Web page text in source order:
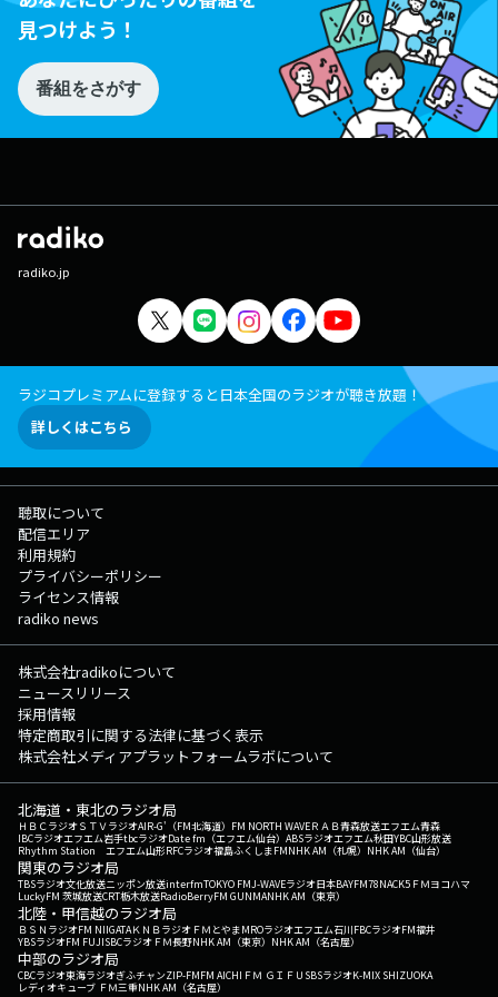
見つけよう！
番組をさがす
radiko.jp
ラジコプレミアムに登録すると日本全国のラジオが聴き放題！
詳しくはこちら
聴取について
配信エリア
利用規約
プライバシーポリシー
ライセンス情報
radiko news
株式会社radikoについて
ニュースリリース
採用情報
特定商取引に関する法律に基づく表示
株式会社メディアプラットフォームラボについて
北海道・東北のラジオ局
ＨＢＣラジオＳＴＶラジオAIR-G'（FM北海道） FM NORTH WAVEＲＡＢ青森放送エフエム青森
IBCラジオエフエム岩手tbcラジオDate fm（エフエム仙台） ABSラジオエフエム秋田YBC山形放送
Rhythm Station エフエム山形RFCラジオ福島ふくしまFMNHK AM（札幌） NHK AM（仙台）
関東のラジオ局
TBSラジオ文化放送ニッポン放送interfmTOKYO FMJ-WAVEラジオ日本BAYFM78NACK5 ＦＭヨコハマ
LuckyFM 茨城放送CRT栃木放送RadioBerryFM GUNMANHK AM（東京）
北陸・甲信越のラジオ局
ＢＳＮラジオFM NIIGATAＫＮＢラジオ ＦＭとやまMROラジオエフエム石川FBCラジオFM福井
YBSラジオFM FUJISBCラジオ ＦＭ長野NHK AM（東京） NHK AM（名古屋）
中部のラジオ局
CBCラジオ東海ラジオぎふチャンZIP-FMFM AICHI ＦＭ ＧＩＦＵ SBSラジオK-MIX SHIZUOKA
レディオキューブ ＦＭ三重NHK AM（名古屋）